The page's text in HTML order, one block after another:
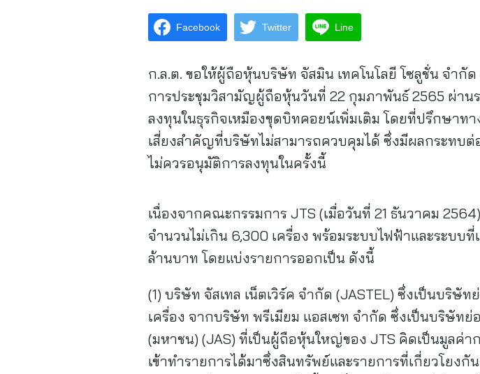
Facebook Twitter Line
ก.ล.ต. ขอให้ผู้ถือหุ้นบริษัท จัสมิน เทคโนโลยี โซลูชั่น จำกั
การประชุมวิสามัญผู้ถือหุ้นวันที่ 22 กุมภาพันธ์ 2565 ผ่า
ลงทุนในธุรกิจเหมืองขุดบิทคอยน์เพิ่มเติม โดยที่ปรึกษาท
เสี่ยงสำคัญที่บริษัทไม่สามารถควบคุมได้ ซึ่งมีผลกระท
ไม่ควรอนุมัติการลงทุนในครั้งนี้
เนื่องจากคณะกรรมการ JTS (เมื่อวันที่ 21 ธันวาคม
จำนวนไม่เกิน 6,300 เครื่อง พร้อมระบบไฟฟ้าและระบบ
ล้านบาท โดยแบ่งรายการออกเป็น ดังนี้
(1) บริษัท จัสเทล เน็ตเวิร์ค จำกัด (JASTEL) ซึ่งเป็นบริ
เครื่อง จากบริษัท พรีเมียม แอสเซท จํากัด ซึ่งเป็นบริษัท
(มหาชน) (JAS) ที่เป็นผู้ถือหุ้นใหญ่ของ JTS คิดเป็นมูลค่
เข้าทำรายการได้มาซึ่งสินทรัพย์และรายการที่เกี่ยวโยงกั